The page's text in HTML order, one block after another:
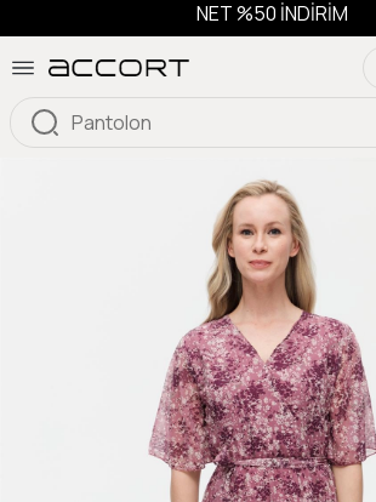
NET %50 İNDİRİM